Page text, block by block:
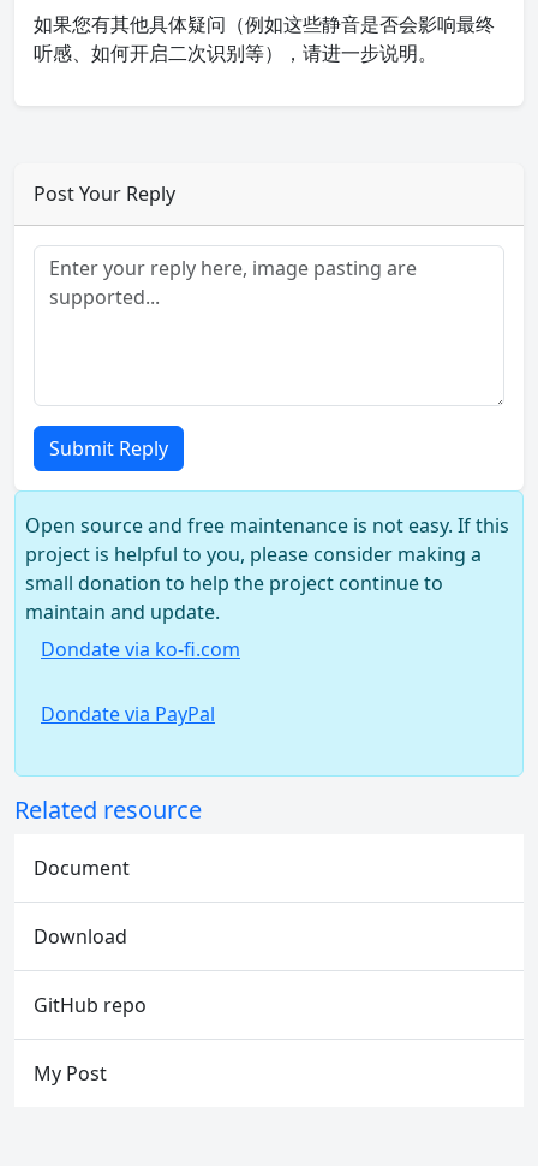
如果您有其他具体疑问（例如这些静音是否会影响最终
听感、如何开启二次识别等），请进一步说明。
Post Your Reply
Submit Reply
Open source and free maintenance is not easy. If this
project is helpful to you, please consider making a
small donation to help the project continue to
maintain and update.
Dondate via ko-fi.com
Dondate via PayPal
Related resource
Document
Download
GitHub repo
My Post